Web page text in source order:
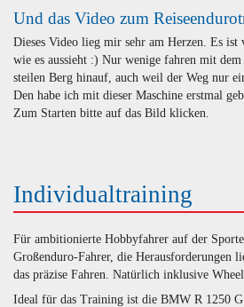
Und das Video zum
Dieses Video lieg mir sehr am Herzen. Es ist
wie es aussieht :) Nur wenige fahren mit
steilen Berg hinauf, auch weil der Weg nur
Den habe ich mit dieser Maschine erstmal
Zum Starten bitte auf das Bild klicken.
Individualtraining
Für ambitionierte Hobbyfahrer auf der
Großenduro-Fahrer, die Herausforderungen
das präzise Fahren. Natürlich inklusive
Ideal für das Training ist die BMW R 1250